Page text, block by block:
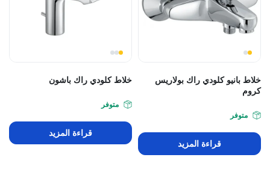
خلاط بانيو كلودي راك بولاريس
كروم
متوفر
قراءة المزيد
خلاط كلودي راك باشون
متوفر
قراءة المزيد